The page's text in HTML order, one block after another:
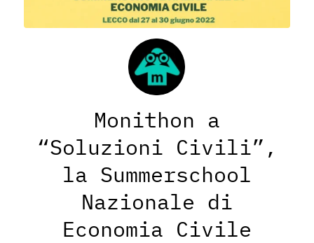
Monithon a
“Soluzioni Civili”,
la Summerschool
Nazionale di
Economia Civile